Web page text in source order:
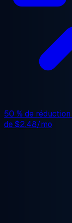
50 % de réduction
de$2.48/mo